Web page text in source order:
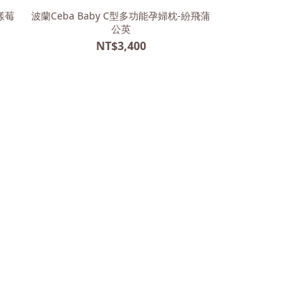
莓
波蘭Ceba Baby C型多功能孕婦枕-紛飛蒲
公英
NT$3,400